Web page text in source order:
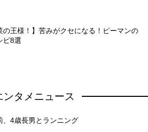
の王様！】苦みがクセになる！ピーマンの
ピ8選
ンタメニュース
、4歳長男とランニング